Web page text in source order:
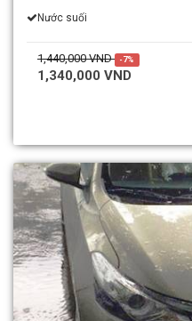
Nước suối
1,440,000 VND -7%
1,340,000 VND